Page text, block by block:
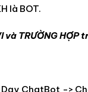
là BOT.
và TRƯỜNG HỢP
ChatBot ->